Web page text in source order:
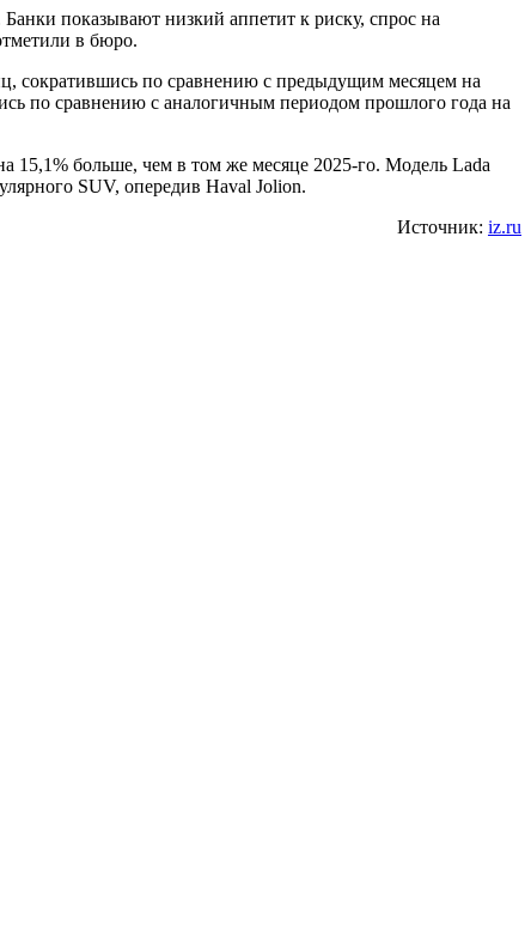
показывают низкий аппетит к риску, спрос на
в бюро.
сократившись по сравнению с предыдущим месяцем на
по сравнению с аналогичным периодом прошлого года на
15,1% больше, чем в том же месяце 2025-го. Модель Lada
SUV, опередив Haval Jolion.
Источник: iz.ru